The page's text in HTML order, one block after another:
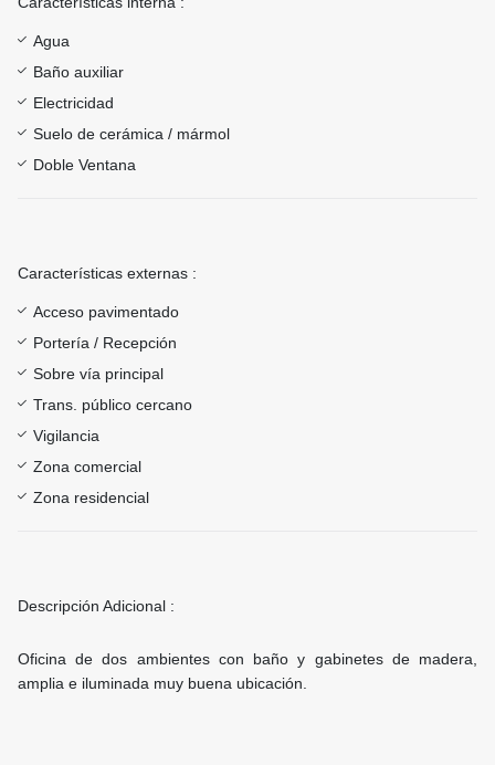
Agua
Baño auxiliar
Electricidad
Suelo de cerámica / mármol
Doble Ventana
Características externas :
Acceso pavimentado
Portería / Recepción
Sobre vía principal
Trans. público cercano
Vigilancia
Zona comercial
Zona residencial
Descripción Adicional :
Oficina de dos ambientes con baño y gabinetes de madera,
amplia e iluminada muy buena ubicación.